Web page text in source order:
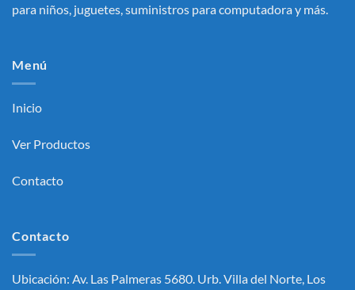
para niños, juguetes, suministros para computadora y más.
Menú
Inicio
Ver Productos
Contacto
Contacto
Ubicación: Av. Las Palmeras 5680. Urb. Villa del Norte, Los